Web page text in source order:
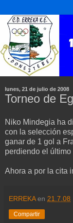
lunes, 21 de julio de 2008
Torneo de
Niko Mindegia ha
con la selección
ganar de 1 gol a
perdiendo el
Ahora a por la cita
ERREKA en 21.7.08
Compartir